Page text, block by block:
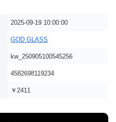
2025-09-19 10:00:00
GOD GLASS
kw_250905100545256
4582698119234
￥2411